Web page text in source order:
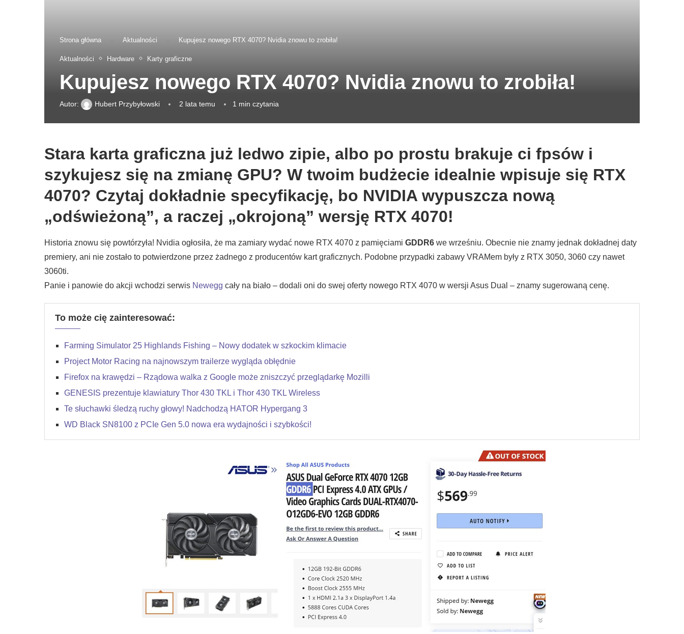
Strona główna Aktualności Kupujesz nowego RTX 4070? Nvidia znowu to zrobiła!
Aktualności Hardware Karty graficzne
Kupujesz nowego RTX 4070? Nvidia znowu to zrobiła!
Autor: Hubert Przybyłowski 2 lata temu 1 min czytania
Stara karta graficzna już ledwo zipie, albo po prostu brakuje ci fpsów i
szykujesz się na zmianę GPU? W twoim budżecie idealnie wpisuje się RTX
4070? Czytaj dokładnie specyfikację, bo NVIDIA wypuszcza nową
„odświeżoną”, a raczej „okrojoną” wersję RTX 4070!
Historia znowu się powtórzyła! Nvidia ogłosiła, że ma zamiary wydać nowe RTX 4070 z pamięciami GDDR6 we wrześniu. Obecnie nie znamy jednak dokładnej daty
premiery, ani nie zostało to potwierdzone przez żadnego z producentów kart graficznych. Podobne przypadki zabawy VRAMem były z RTX 3050, 3060 czy nawet
3060ti.
Panie i panowie do akcji wchodzi serwis Newegg cały na biało – dodali oni do swej oferty nowego RTX 4070 w wersji Asus Dual – znamy sugerowaną cenę.
To może cię zainteresować:
Farming Simulator 25 Highlands Fishing – Nowy dodatek w szkockim klimacie
Project Motor Racing na najnowszym trailerze wygląda obłędnie
Firefox na krawędzi – Rządowa walka z Google może zniszczyć przeglądarkę Mozilli
GENESIS prezentuje klawiatury Thor 430 TKL i Thor 430 TKL Wireless
Te słuchawki śledzą ruchy głowy! Nadchodzą HATOR Hypergang 3
WD Black SN8100 z PCIe Gen 5.0 nowa era wydajności i szybkości!